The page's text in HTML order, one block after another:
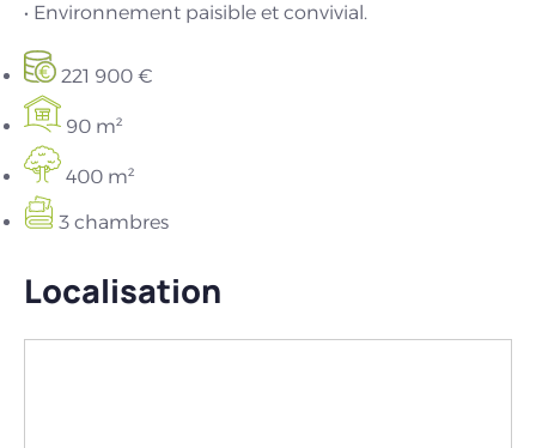
• Environnement paisible et convivial.
221 900 €
90 m²
400 m²
3 chambres
Localisation